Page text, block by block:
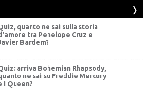
quanto ne sai sulla storia
tra Penelope Cruz e
Bardem?
arriva Bohemian Rhapsody,
ne sai su Freddie Mercury
i Queen?